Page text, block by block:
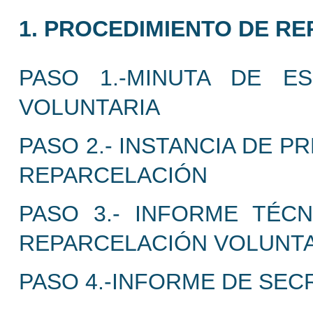
1. PROCEDIMIENTO DE
PASO 1.-MINUTA DE
VOLUNTARIA
PASO 2.- INSTANCIA DE
REPARCELACIÓN
PASO 3.- INFORME
REPARCELACIÓN
PASO 4.-INFORME DE